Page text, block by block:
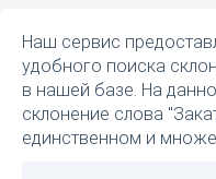
Наш сервис
удобного поиска
в нашей базе. На
склонение слова
единственном и